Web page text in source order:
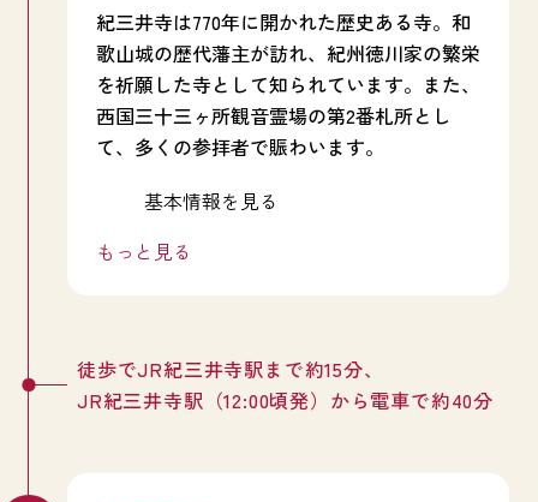
紀三井寺は770年に開かれた歴史ある寺。和
歌山城の歴代藩主が訪れ、紀州徳川家の繁栄
を祈願した寺として知られています。また、
西国三十三ヶ所観音霊場の第2番札所とし
て、多くの参拝者で賑わいます。
231段の階段です。階段の上り下りが難しい
方のためにケーブルカーも完備されており、
宝庫 和歌の浦」として日本遺産にも認定さ
れています。鮮やかな朱塗りの楼門と多宝塔
ている水は「三井水」として知られ、日本名
水百選にも選ばれています。正面階段を上り
基本情報を見る
もっと見る
徒歩でJR紀三井寺駅まで約15分、
JR紀三井寺駅（12:00頃発）から電車で約40分